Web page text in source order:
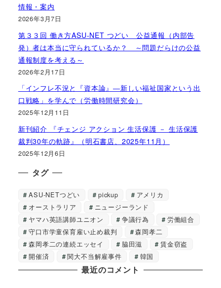
情報・案内
2026年3月7日
第３３回 働き方ASU-NET つどい 公益通報（内部告
発）者は本当に守られているか？ ～問題だらけの公益
通報制度を考える～
2026年2月17日
「インフレ不況と『資本論』―新しい福祉国家という出
口戦略」を学んで（労働時間研究会）
2025年12月11日
新刊紹介 『チェンジ アクション 生活保護 － 生活保護
裁判30年の軌跡』（明石書店、2025年11月）
2025年12月6日
タグ
ASU-NETつどい pickup
アメリカ
オーストラリア
ニュージーランド
ヤマハ英語講師ユニオン
争議行為
労働組合
守口市学童保育雇い止め裁判
森岡孝二
森岡孝二の連続エッセイ
脇田滋
賃金窃盗
開催済
関大不当解雇事件 韓国
最近のコメント